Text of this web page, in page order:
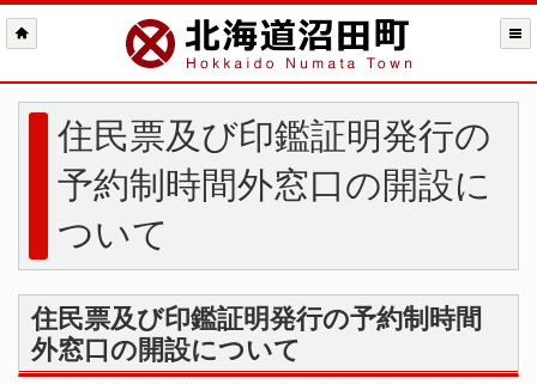
住民票及び印鑑証明発行の
予約制時間外窓口の開設に
ついて
住民票及び印鑑証明発行の予約制時間
外窓口の開設について